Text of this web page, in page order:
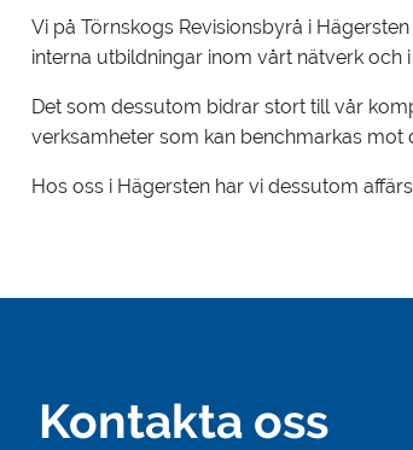
Vi på Törnskogs Revisionsbyrå i
interna utbildningar inom vårt nätverk och
Det som dessutom bidrar stort till vår
verksamheter som kan benchmarkas mot
Hos oss i Hägersten har vi dessutom
Kontakta oss